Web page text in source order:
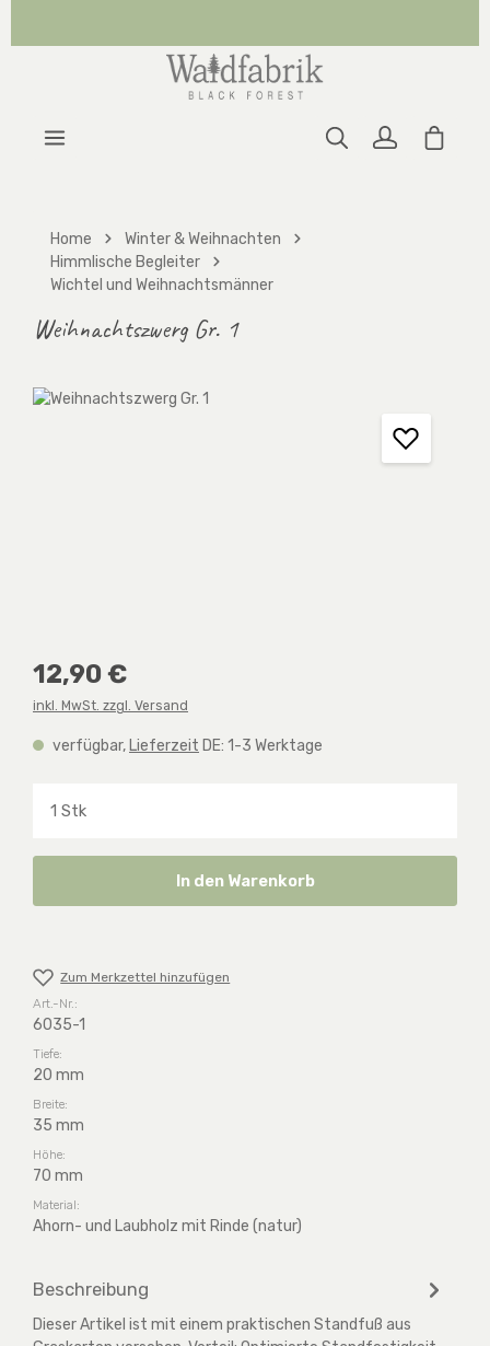
Home
Winter & Weihnachten
Himmlische Begleiter
Wichtel und Weihnachtsmänner
Weihnachtszwerg Gr. 1
Bildergalerie überspringen
Regulärer Preis:
12,90 €
inkl. MwSt. zzgl. Versand
verfügbar, Lieferzeit DE: 1-3 Werktage
In den Warenkorb
Zum Merkzettel hinzufügen
Art.-Nr.:
6035-1
Tiefe:
20 mm
Breite:
35 mm
Höhe:
70 mm
Material:
Ahorn- und Laubholz mit Rinde (natur)
Beschreibung
Dieser Artikel ist mit einem praktischen Standfuß aus